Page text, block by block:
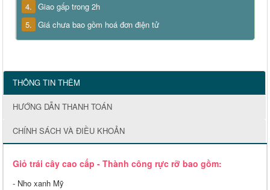
4. Giao gấp trong 2h
5. Giá chưa bao gồm hoá đơn điện tử
THÔNG TIN THÊM
HƯỚNG DẪN THANH TOÁN
CHÍNH SÁCH VÀ ĐIỀU KHOẢN
Giỏ trái cây cao cấp - Thành công rực rỡ bao gồm:
- Nho xanh Mỹ